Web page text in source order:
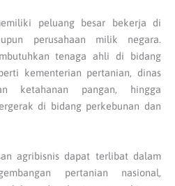
peluang besar bekerja di
perusahaan milik negara.
tenaga ahli di bidang
kementerian pertanian, dinas
ketahanan pangan, hingga
di bidang perkebunan dan
agribisnis dapat terlibat dalam
pertanian nasional,